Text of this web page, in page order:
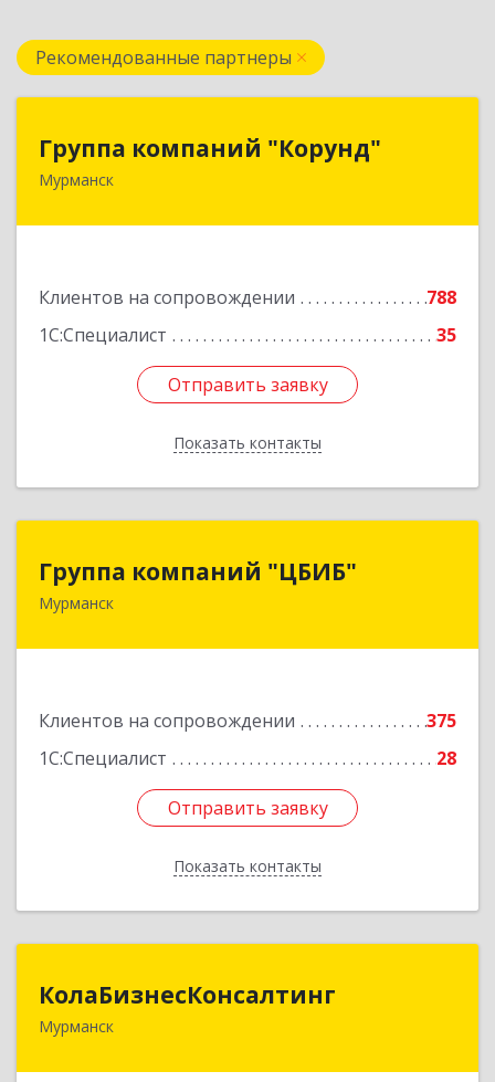
Рекомендованные партнеры
Группа компаний "Корунд"
Мурманск
Клиентов на сопровождении
788
1С:Специалист
35
Отправить заявку
Показать контакты
Группа компаний "Корунд"
183025, Мурманская обл, Мурманск г, Тарана
Отправить заявку
Назад
Группа компаний "ЦБИБ"
Мурманск
Клиентов на сопровождении
375
1С:Специалист
28
Отправить заявку
Показать контакты
Группа компаний "ЦБИБ"
183010, Мурманская обл, Мурманск г, Кирова
Отправить заявку
Назад
КолаБизнесКонсалтинг
Мурманск